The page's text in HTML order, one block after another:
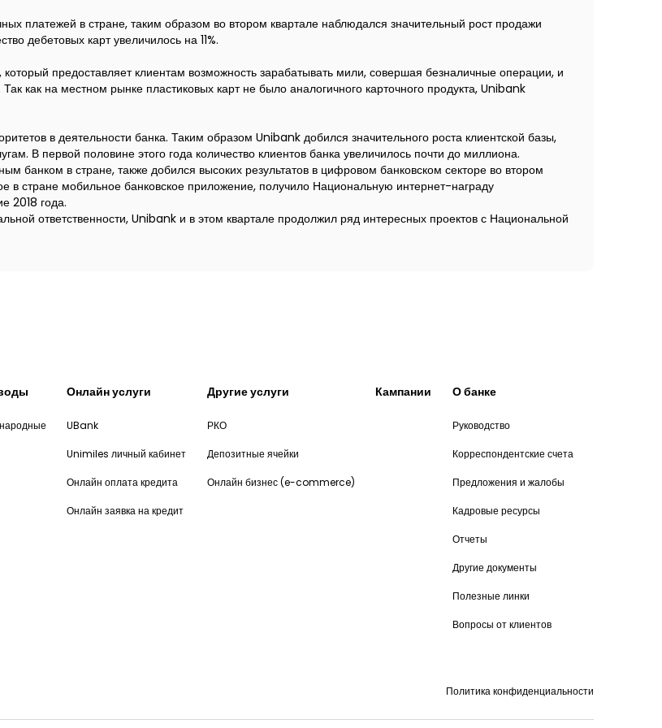
платежей в стране, таким образом во втором квартале наблюдался значительный рост продажи
дебетовых карт увеличилось на 11%.
предоставляет клиентам возможность зарабатывать мили, совершая безналичные операции, и
как на местном рынке пластиковых карт не было аналогичного карточного продукта, Unibank
в деятельности банка. Таким образом Unibank добился значительного роста клиентской базы,
В первой половине этого года количество клиентов банка увеличилось почти до миллиона.
банком в стране, также добился высоких результатов в цифровом банковском секторе во втором
в стране мобильное банковское приложение, получило Национальную интернет-награду
2018 года.
ответственности, Unibank и в этом квартале продолжил ряд интересных проектов с Национальной
Онлайн услуги
UBank
Unimiles личный кабинет
Онлайн оплата кредита
Онлайн заявка на кредит
Другие услуги
РКО
Депозитные ячейки
Онлайн бизнес (e-commerce)
Кампании О банке
Руководство
Корреспондентские счета
Предложения и жалобы
Кадровые ресурсы
Отчеты
Другие документы
Полезные линки
Вопросы от клиентов
Политика конфиденциальности